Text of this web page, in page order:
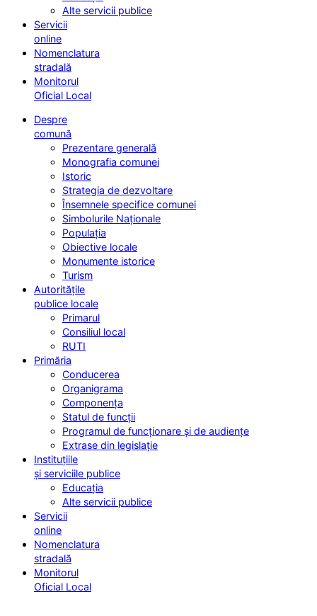
Alte servicii publice
Servicii
online
Nomenclatura
stradală
Monitorul
Oficial Local
Despre
comună
Prezentare generală
Monografia comunei
Istoric
Strategia de dezvoltare
Însemnele specifice comunei
Simbolurile Naționale
Populația
Obiective locale
Monumente istorice
Turism
Autoritățile
publice locale
Primarul
Consiliul local
RUTI
Primăria
Conducerea
Organigrama
Componența
Statul de funcții
Programul de funcționare și de audiențe
Extrase din legislație
Instituțiile
și serviciile publice
Educația
Alte servicii publice
Servicii
online
Nomenclatura
stradală
Monitorul
Oficial Local